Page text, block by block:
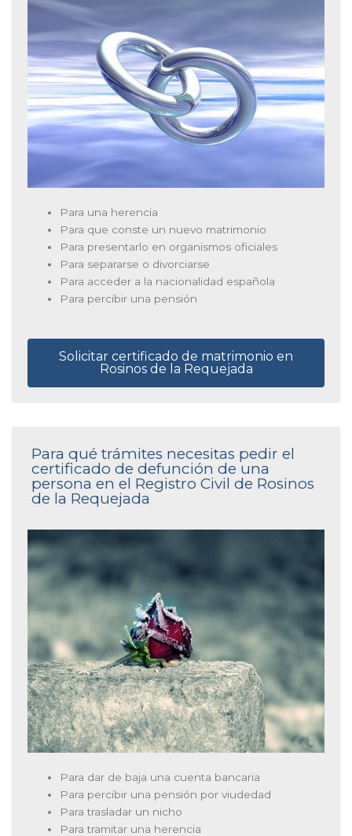
Para una herencia
Para que conste un nuevo matrimonio
Para presentarlo en organismos oficiales
Para separarse o divorciarse
Para acceder a la nacionalidad española
Para percibir una pensión
Solicitar certificado de matrimonio en
Rosinos de la Requejada
Para qué trámites necesitas pedir el
certificado de defunción de una
persona en el Registro Civil de Rosinos
de la Requejada
Para dar de baja una cuenta bancaria
Para percibir una pensión por viudedad
Para trasladar un nicho
Para tramitar una herencia